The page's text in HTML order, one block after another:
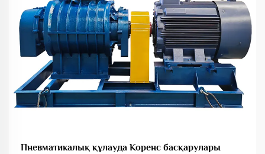
Пневматикалық құлауда Коренс басқарулары